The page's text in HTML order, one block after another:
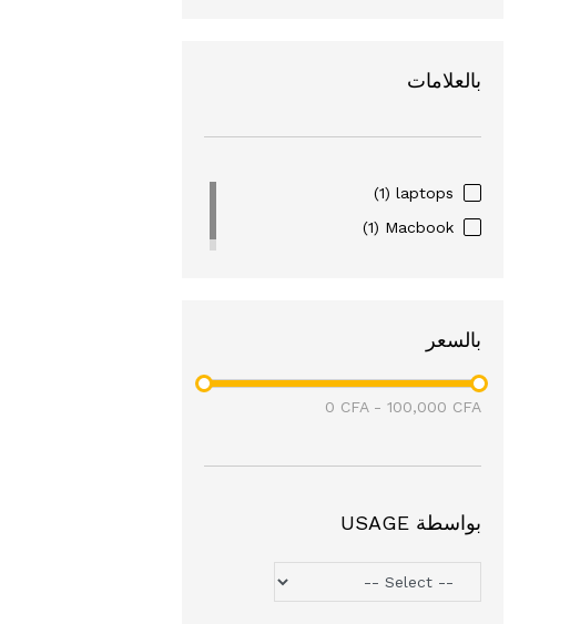
Nohi
(16)
سامسونج
أفاستا(1)
بالعلامات
laptops
(1)
Macbook
(1)
بالسعر
0 CFA- 100,000 CFA
بواسطة USAGE